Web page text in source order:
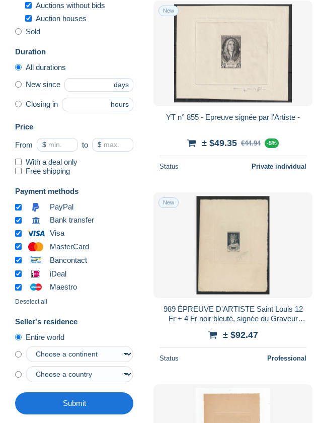
Auctions without bids
Auction houses
Sold
Duration
All durations
New since days
Closing in hours
Price
From $ to $
With a deal only
Free shipping
Payment methods
PayPal
Bank transfer
Visa
MasterCard
Bancontact
iDeal
Maestro
Deselect all
Seller's residence
Entire world
Submit
New
YT n° 855 - Epreuve signée par l'Artiste -
± $49.35 €44.94 -5%
Status Private individual
New
989 ÉPREUVE D'ARTISTE Saint Louis 12
Fr + 4 Fr noir bleuté, signée du Graveur
± $92.47
Status Professional